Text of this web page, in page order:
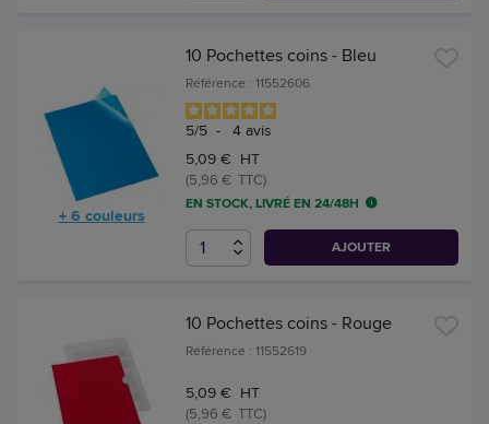
+ 6 couleurs
10 Pochettes coins - Bleu
Référence : 11552606
5/5 - 4 avis
5,09 € HT
(5,96 € TTC)
EN STOCK, LIVRÉ EN 24/48H
AJOUTER
10 Pochettes coins - Rouge
Référence : 11552619
5,09 € HT
(5,96 € TTC)